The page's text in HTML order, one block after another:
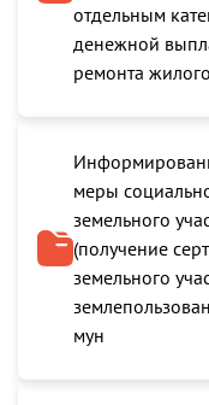
отдельным
денежной
ремонта жилого
меры
земельного
(получение
земельного
мун